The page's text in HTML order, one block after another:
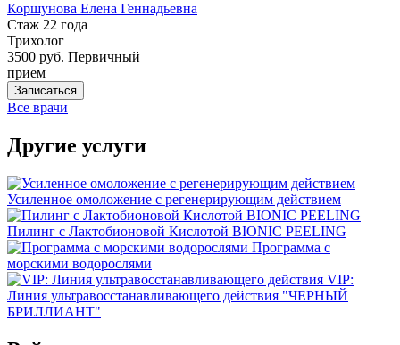
Коршунова Елена Геннадьевна
Стаж 22 года
Трихолог
3500 руб. Первичный
прием
Записаться
Все врачи
Другие услуги
Усиленное омоложение с регенерирующим действием
Пилинг с Лактобионовой Кислотой BIONIC PEELING
Программа с
морскими водорослями
VIP:
Линия ультравосстанавливающего действия "ЧЕРНЫЙ
БРИЛЛИАНТ"